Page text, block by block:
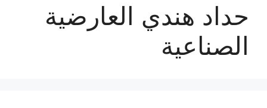
حداد هندي العارضية
الصناعية